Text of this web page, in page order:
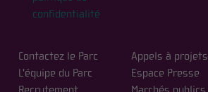
confidentialité
Contactez le Parc
L'équipe du Parc
Appels à projets
Espace Presse